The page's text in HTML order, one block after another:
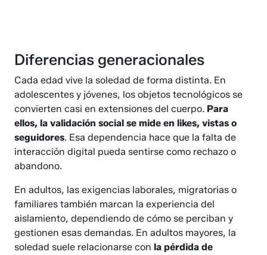
Diferencias generacionales
Cada edad vive la soledad de forma distinta. En
adolescentes y jóvenes, los objetos tecnológicos se
convierten casi en extensiones del cuerpo. Para
ellos, la validación social se mide en likes, vistas o
seguidores. Esa dependencia hace que la falta de
interacción digital pueda sentirse como rechazo o
abandono.
En adultos, las exigencias laborales, migratorias o
familiares también marcan la experiencia del
aislamiento, dependiendo de cómo se perciban y
gestionen esas demandas. En adultos mayores, la
soledad suele relacionarse con la pérdida de